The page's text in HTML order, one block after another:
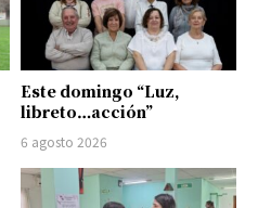
Este domingo “Luz,
libreto…acción”
6 agosto 2026